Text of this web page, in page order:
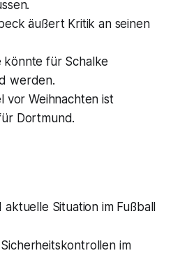
äußert Kritik an seinen
könnte für Schalke
werden.
vor Weihnachten ist
Dortmund.
aktuelle Situation im Fußball
im